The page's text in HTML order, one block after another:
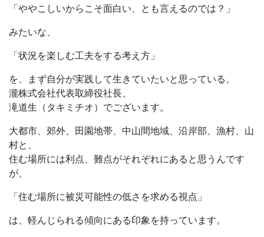
「ややこしいからこそ面白い、とも言えるのでは？」
みたいな、
「状況を楽しむ工夫をする考え方」
を、まず自分が実践して生きていたいと思っている、
瀧株式会社代表取締役社長、
滝道生（タキミチオ）でございます。
大都市、郊外、田園地帯、中山間地域、沿岸部、漁村、山
村と、
住む場所には利点、難点がそれぞれにあると思うんです
が、
「住む場所に被災可能性の低さを求める視点」
は、軽んじられる傾向にある印象を持っています。